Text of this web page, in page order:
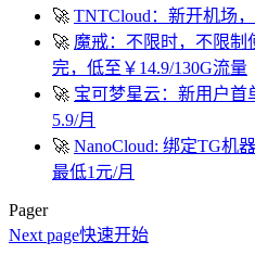
🚀 TNTCloud：新开机场
🚀 魔戒：不限时，不限制
完，低至￥14.9/130G流量
🚀 宝可梦星云：新用户首
5.9/月
🚀 NanoCloud: 绑定TG机
最低1元/月
Pager
Next page快速开始